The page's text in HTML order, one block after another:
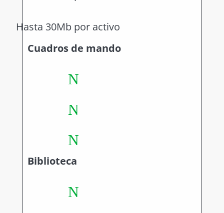
Hasta 30Mb por activo
Cuadros de mando
N
N
N
Biblioteca
N